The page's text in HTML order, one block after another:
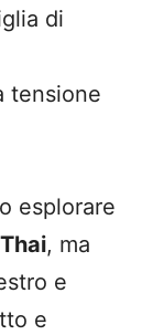
di
tensione
esplorare
, ma
e
e